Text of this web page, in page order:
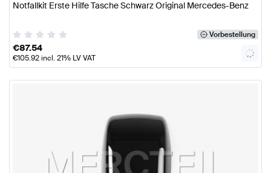
Notfallkit Erste Hilfe Tasche Schwarz Original Mercedes-Benz
Vorbestellung
€87.54
€105.92incl. 21% LV VAT